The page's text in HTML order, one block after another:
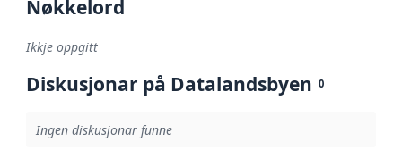
Nøkkelord
Ikkje oppgitt
Diskusjonar på Datalandsbyen 0
Ingen diskusjonar funne